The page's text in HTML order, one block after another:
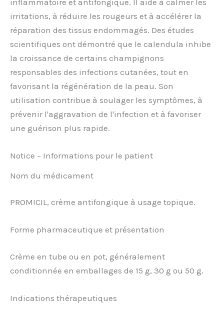
irritations, à réduire les rougeurs et à accélérer la
réparation des tissus endommagés. Des études
scientifiques ont démontré que le calendula inhibe
la croissance de certains champignons
responsables des infections cutanées, tout en
favorisant la régénération de la peau. Son
utilisation contribue à soulager les symptômes, à
prévenir l'aggravation de l'infection et à favoriser
une guérison plus rapide.
Notice – Informations pour le patient
Nom du médicament
PROMICIL, crème antifongique à usage topique.
Forme pharmaceutique et présentation
Crème en tube ou en pot, généralement
conditionnée en emballages de 15 g, 30 g ou 50 g.
Indications thérapeutiques